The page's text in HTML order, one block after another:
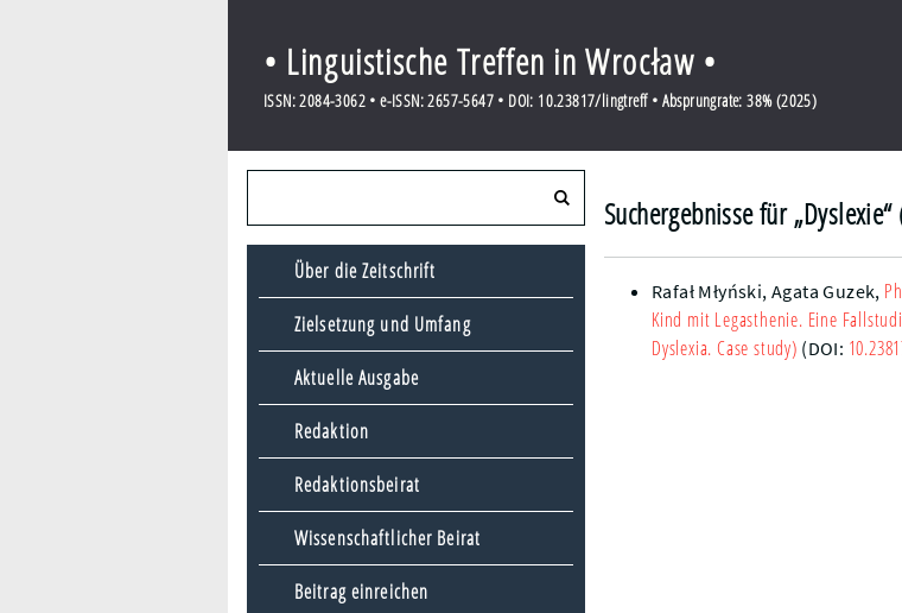
• Linguistische Treffen in Wrocław •
ISSN: 2084-3062 • e-ISSN: 2657-5647 • DOI: 10.23817/lingtreff • Absprungrate: 38% (2025)
Über die Zeitschrift
Zielsetzung und Umfang
Aktuelle Ausgabe
Redaktion
Redaktionsbeirat
Wissenschaftlicher Beirat
Beitrag einreichen
Suchergebnisse für
Rafał Młyński,Agata Guzek,
Kind mit Legasthenie. Eine
Dyslexia. Case study) (DOI: